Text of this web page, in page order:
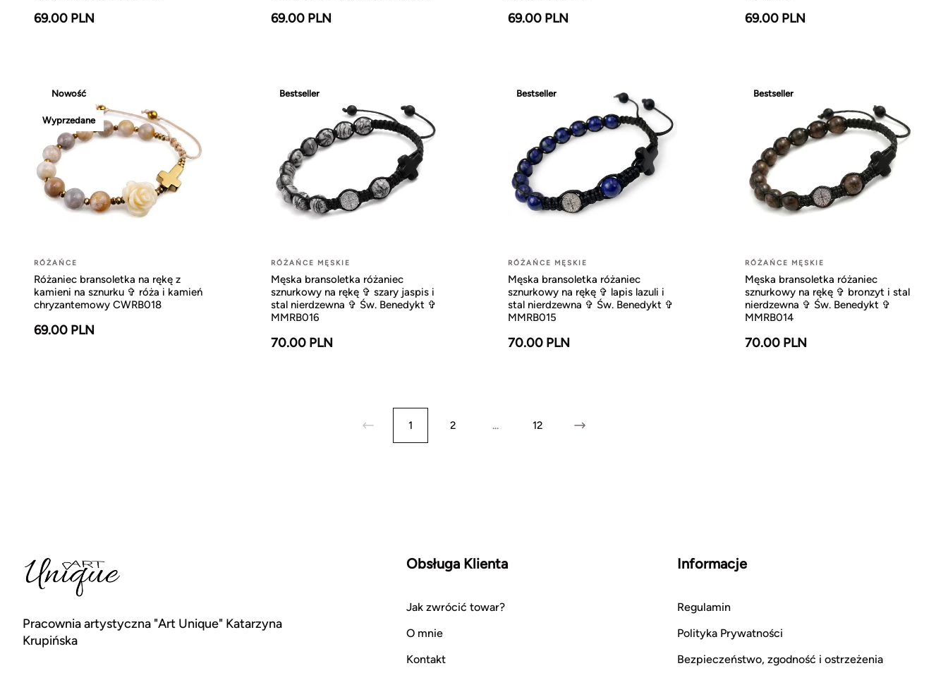
69.00 PLN 69.00 PLN 69.00 PLN 69.00 PLN
Nowość
Wyprzedane
RÓŻAŃCE
Różaniec bransoletka na rękę z
kamieni na sznurku ✞ róża i kamień
chryzantemowy CWRB018
69.00 PLN
Bestseller
RÓŻAŃCE MĘSKIE
Męska bransoletka różaniec
sznurkowy na rękę ✞ szary jaspis i
stal nierdzewna ✞ Św. Benedykt ✞
MMRB016
70.00 PLN
Bestseller
RÓŻAŃCE MĘSKIE
Męska bransoletka różaniec
sznurkowy na rękę ✞ lapis lazuli i
stal nierdzewna ✞ Św. Benedykt ✞
MMRB015
70.00 PLN
Bestseller
RÓŻAŃCE MĘSKIE
Męska bransoletka różaniec
sznurkowy na rękę ✞ bronzyt i stal
nierdzewna ✞ Św. Benedykt ✞
MMRB014
70.00 PLN
1 2 ... 12
Pracownia artystyczna "Art Unique" Katarzyna
Krupińska
Obsługa Klienta
Jak zwrócić towar?
O mnie
Kontakt
Informacje
Regulamin
Polityka Prywatności
Bezpieczeństwo, zgodność i ostrzeżenia